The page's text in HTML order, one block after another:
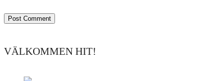
VÄLKOMMEN HIT!